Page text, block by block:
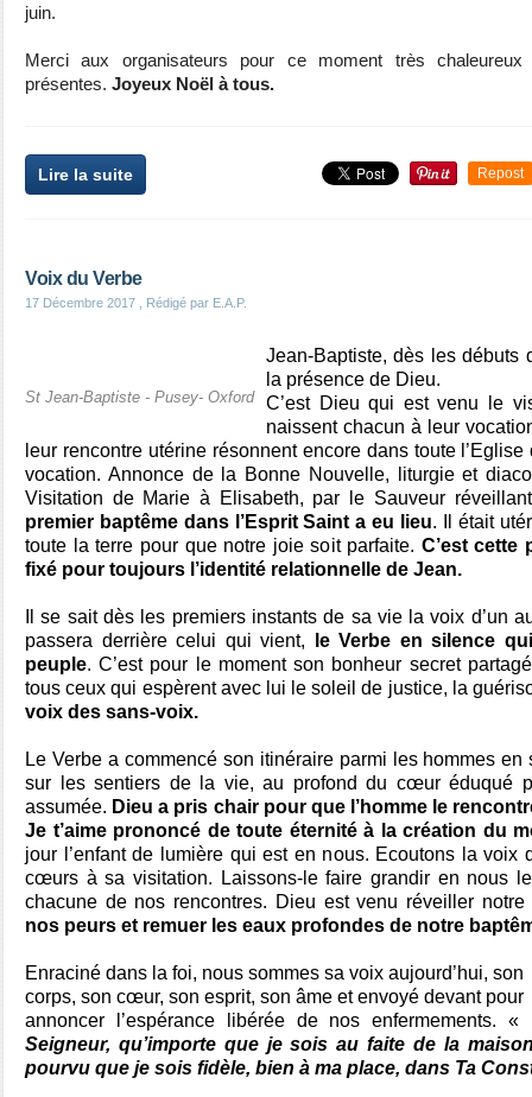
juin.
Merci aux organisateurs pour ce moment très
présentes. Joyeux Noël à tous.
Lire la suite Repost
Voix du Verbe
17 Décembre 2017 , Rédigé par E.A.P.
St Jean-Baptiste - Pusey- Oxford
Jean-Baptiste, dès les débuts
la présence de Dieu.
C’est Dieu qui est venu le
naissent chacun à leur
leur rencontre utérine résonnent encore dans toute
vocation. Annonce de la Bonne Nouvelle, liturgie et
Visitation de Marie à Elisabeth, par le Sauveur
premier baptême dans l’Esprit Saint a eu lieu. Il était
toute la terre pour que notre joie soit parfaite. C’est cette
fixé pour toujours l’identité relationnelle de Jean.
Il se sait dès les premiers instants de sa vie la voix d’un
passera derrière celui qui vient,
le Verbe en silence
peuple. C’est pour le moment son bonheur secret
tous ceux qui espèrent avec lui le soleil de justice, la
voix des sans-voix.
Le Verbe a commencé son itinéraire parmi les hommes
sur les sentiers de la vie, au profond du cœur éduqué
assumée. Dieu a pris chair pour que l’homme le
Je t’aime prononcé de toute éternité à la création du
jour l’enfant de lumière qui est en nous. Ecoutons la voix
cœurs à sa visitation. Laissons-le faire grandir en nous
chacune de nos rencontres. Dieu est venu réveiller
nos peurs et remuer les eaux profondes de notre
Enraciné dans la foi, nous sommes sa voix aujourd’hui, son
corps, son cœur, son esprit, son âme et envoyé devant pour
annoncer l’espérance libérée de nos enfermements. «
Seigneur, qu’importe que je sois au faite de la
pourvu que je sois fidèle, bien à ma place, dans Ta